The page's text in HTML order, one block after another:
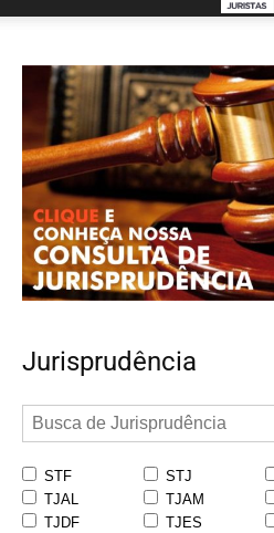
Jurisprudência
STF STJ
TJAL
TJAM
TJDF
TJES